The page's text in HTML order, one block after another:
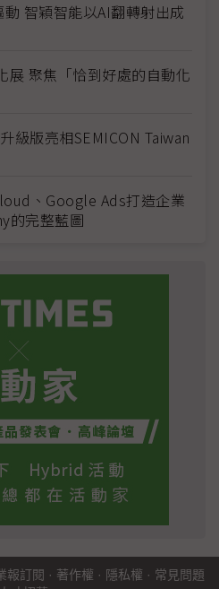
智穎智能以AI翻轉射出成
展 聚焦「恰到好處的自動化
級版亮相SEMICON Taiwan
、Google Ads打造企業
的完整藍圖
報訂閱 · 著作權 · 隱私權 · 常見問題